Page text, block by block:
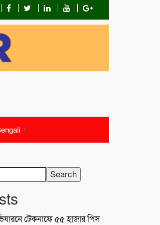
মাদক কারবারি আটক
▼
Search
টেকনাফে ৫৫ হাজার পিস